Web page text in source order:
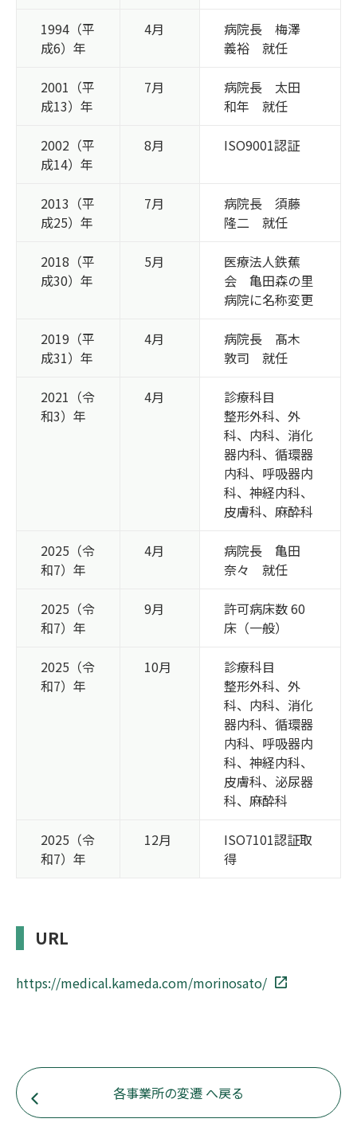
1994（平
成6）年
4月
病院長 梅澤
義裕 就任
2001（平
成13）年
7月
病院長 太田
和年 就任
2002（平
成14）年
8月 ISO9001認証
2013（平
成25）年
7月
病院長 須藤
隆二 就任
2018（平
成30）年
5月
医療法人鉄蕉
会 亀田森の里
病院に名称変更
2019（平
成31）年
4月
病院長 髙木
敦司 就任
2021（令
和3）年
4月
診療科目
整形外科、外
科、内科、消化
器内科、循環器
内科、呼吸器内
科、神経内科、
皮膚科、麻酔科
2025（令
和7）年
4月
病院長 亀田
奈々 就任
2025（令
和7）年
9月
許可病床数 60
床（一般）
2025（令
和7）年
10月
診療科目
整形外科、外
科、内科、消化
器内科、循環器
内科、呼吸器内
科、神経内科、
皮膚科、泌尿器
科、麻酔科
2025（令
和7）年
12月
ISO7101認証取
得
URL
https://medical.kameda.com/morinosato/
各事業所の変遷 へ戻る